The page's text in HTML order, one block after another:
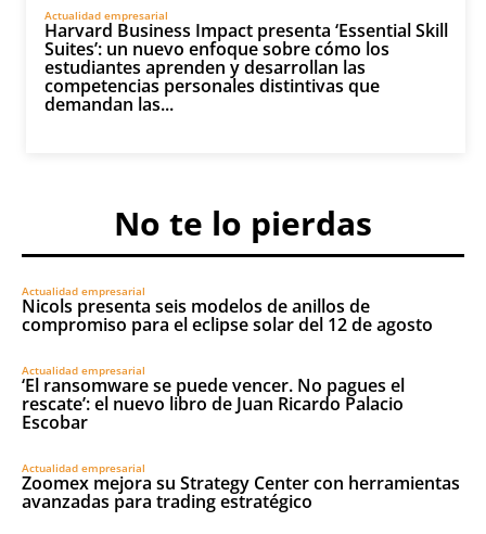
Actualidad empresarial
Harvard Business Impact presenta ‘Essential Skill
Suites’: un nuevo enfoque sobre cómo los
estudiantes aprenden y desarrollan las
competencias personales distintivas que
demandan las...
No te lo pierdas
Actualidad empresarial
Nicols presenta seis modelos de anillos de
compromiso para el eclipse solar del 12 de agosto
Actualidad empresarial
‘El ransomware se puede vencer. No pagues el
rescate’: el nuevo libro de Juan Ricardo Palacio
Escobar
Actualidad empresarial
Zoomex mejora su Strategy Center con herramientas
avanzadas para trading estratégico